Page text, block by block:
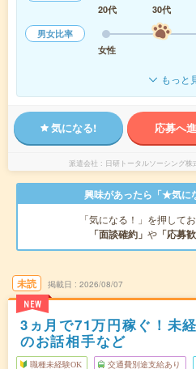
20代
30代
男女比率
女性
もっと
気になる! 応募へ
派遣会社 日研トータルソーシング
興味があったら「★気に
「気になる！」を押して
「面談確約」 や 「応募
未読
NEW
掲載日 2026/08/07
3ヵ月で71万円稼ぐ！未
のお話相手など
職種未経験OK 交通費別途支給あり